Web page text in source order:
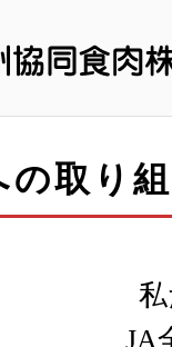
の取り
JA